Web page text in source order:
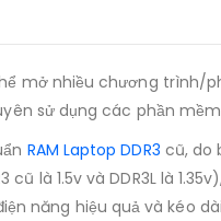
mở nhiều chương
sử dụng các phần
RAM Laptop DDR3 cũ, do
là 1.5v và DDR3L là
hiệu quả và kéo